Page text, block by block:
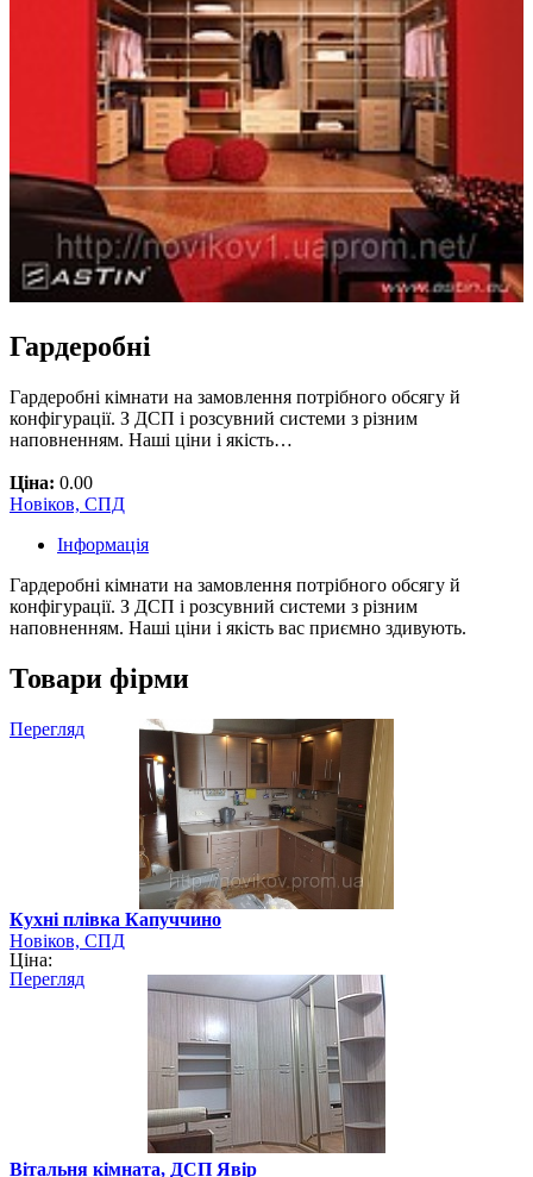
Гардеробні
Гардеробні кімнати на замовлення потрібного обсягу й
конфігурації. З ДСП і розсувний системи з різним
наповненням. Наші ціни і якість…
Ціна: 0.00
Новіков, СПД
Інформація
Гардеробні кімнати на замовлення потрібного обсягу й
конфігурації. З ДСП і розсувний системи з різним
наповненням. Наші ціни і якість вас приємно здивують.
Товари фірми
Перегляд
Кухні плівка Капуччино
Новіков, СПД
Ціна:
Перегляд
Вітальня кімната, ДСП Явір